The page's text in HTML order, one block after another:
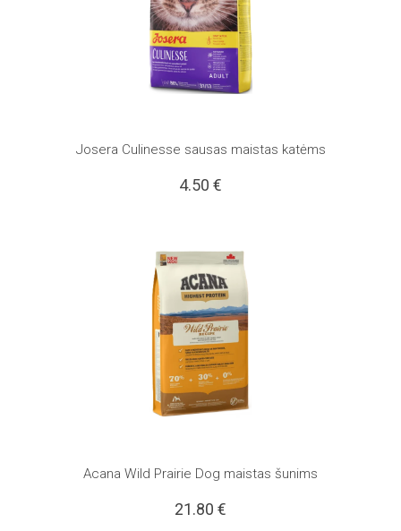
Josera Culinesse sausas maistas katėms
4.50 €
Acana Wild Prairie Dog maistas šunims
21.80 €